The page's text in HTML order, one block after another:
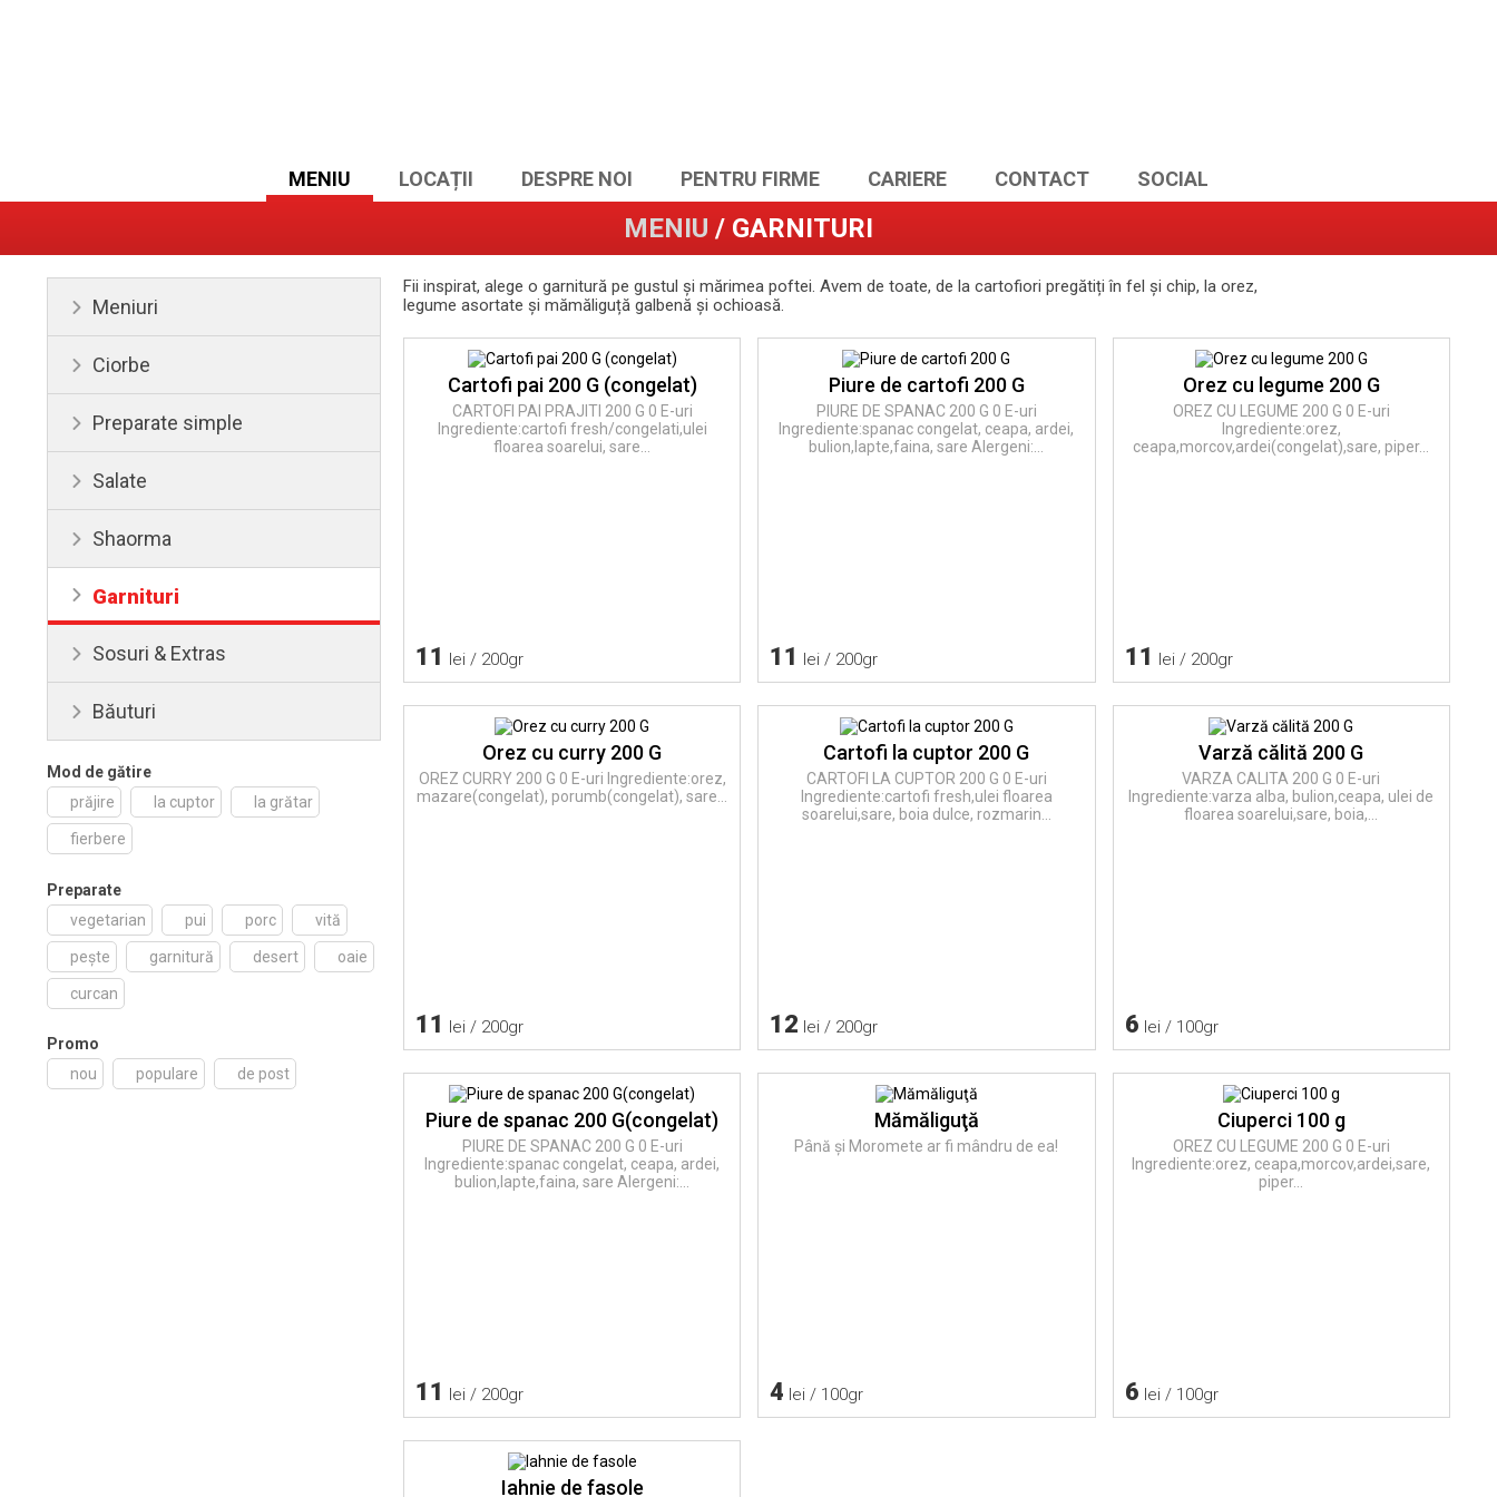
MENIU LOCAȚII DESPRE NOI PENTRU FIRME CARIERE CONTACT SOCIAL
MENIU / GARNITURI
Fii inspirat, alege o garnitură pe gustul și mărimea poftei. Avem de toate, de la cartofiori pregătiți în fel și chip, la orez,
legume asortate și mămăliguță galbenă și ochioasă.
Cartofi pai 200 G (congelat)
CARTOFI PAI PRAJITI 200 G 0 E-uri
Ingrediente:cartofi fresh/congelati,ulei
floarea soarelui, sare...
11 lei / 200gr
Piure de cartofi 200 G
PIURE DE SPANAC 200 G 0 E-uri
Ingrediente:spanac congelat, ceapa, ardei,
bulion,lapte,faina, sare Alergeni:...
11 lei / 200gr
Orez cu legume 200 G
OREZ CU LEGUME 200 G 0 E-uri
Ingrediente:orez,
ceapa,morcov,ardei(congelat),sare, piper...
11 lei / 200gr
Orez cu curry 200 G
OREZ CURRY 200 G 0 E-uri Ingrediente:orez,
mazare(congelat), porumb(congelat), sare...
11 lei / 200gr
Cartofi la cuptor 200 G
CARTOFI LA CUPTOR 200 G 0 E-uri
Ingrediente:cartofi fresh,ulei floarea
soarelui,sare, boia dulce, rozmarin...
12 lei / 200gr
Varză călită 200 G
VARZA CALITA 200 G 0 E-uri
Ingrediente:varza alba, bulion,ceapa, ulei de
floarea soarelui,sare, boia,...
6 lei / 100gr
Piure de spanac 200 G(congelat)
PIURE DE SPANAC 200 G 0 E-uri
Ingrediente:spanac congelat, ceapa, ardei,
bulion,lapte,faina, sare Alergeni:...
11 lei / 200gr
Mămăliguţă
Până și Moromete ar fi mândru de ea!
4 lei / 100gr
Ciuperci 100 g
OREZ CU LEGUME 200 G 0 E-uri
Ingrediente:orez, ceapa,morcov,ardei,sare,
piper...
6 lei / 100gr
Iahnie de fasole
Meniuri
Ciorbe
Preparate simple
Salate
Shaorma
Garnituri
Sosuri & Extras
Băuturi
Mod de gătire
prăjire
la cuptor la grătar
fierbere
Preparate
vegetarian
pui porc vită
pește garnitură desert oaie
curcan
Promo
nou
populare de post